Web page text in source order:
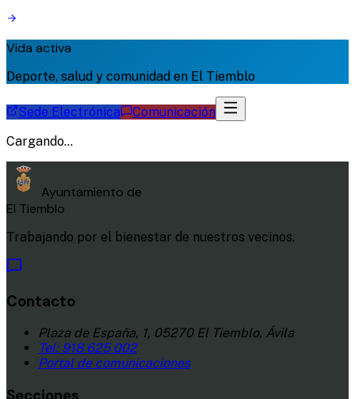
Vida activa
Deporte, salud y comunidad en El Tiemblo
Sede Electrónica
Comunicación
Cargando...
Ayuntamiento de
El Tiemblo
Trabajando por el bienestar de nuestros vecinos.
Contacto
Plaza de España, 1, 05270 El Tiemblo, Ávila
Tel: 918 625 002
Portal de comunicaciones